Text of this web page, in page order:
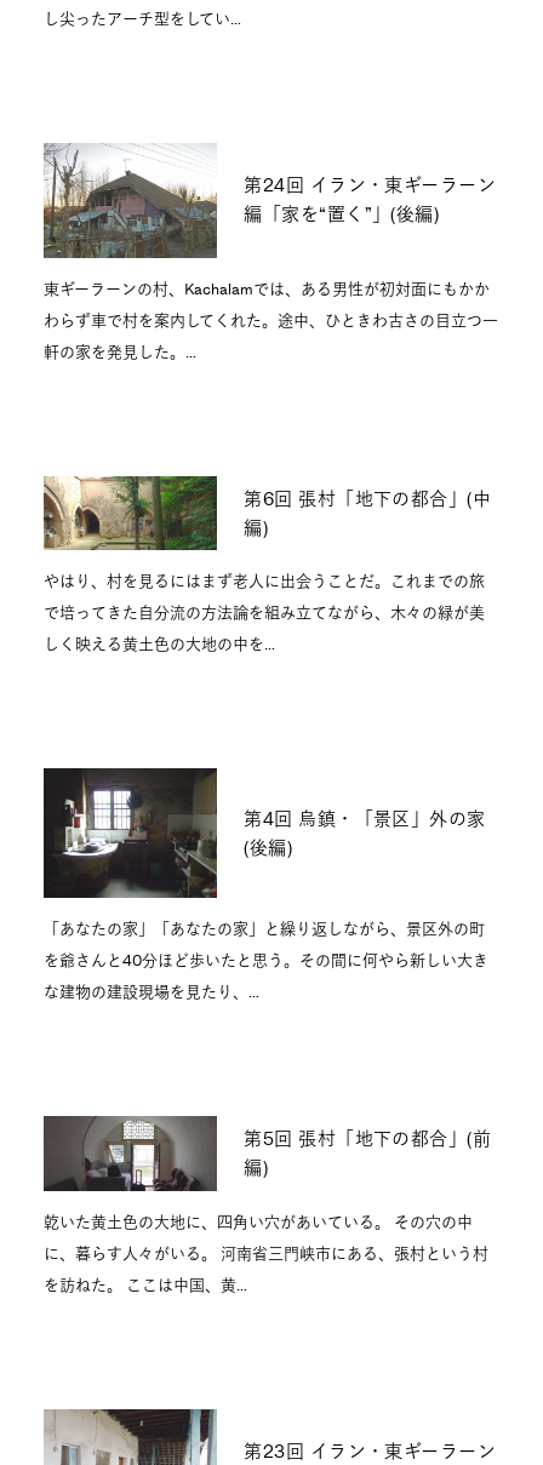
し尖ったアーチ型をしてい…
第24回 イラン・東ギーラーン
編「家を“置く”」(後編)
東ギーラーンの村、Kachalamでは、ある男性が初対面にもかか
わらず車で村を案内してくれた。途中、ひときわ古さの目立つ一
軒の家を発見した。…
第6回 張村「地下の都合」(中
編)
やはり、村を見るにはまず老人に出会うことだ。これまでの旅
で培ってきた自分流の方法論を組み立てながら、木々の緑が美
しく映える黄土色の大地の中を…
第4回 烏鎮・「景区」外の家
(後編)
「あなたの家」「あなたの家」と繰り返しながら、景区外の町
を爺さんと40分ほど歩いたと思う。その間に何やら新しい大き
な建物の建設現場を見たり、…
第5回 張村「地下の都合」(前
編)
乾いた黄土色の大地に、四角い穴があいている。 その穴の中
に、暮らす人々がいる。 河南省三門峡市にある、張村という村
を訪ねた。 ここは中国、黄…
第23回 イラン・東ギーラーン